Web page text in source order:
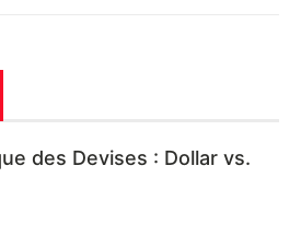
des Devises : Dollar vs.